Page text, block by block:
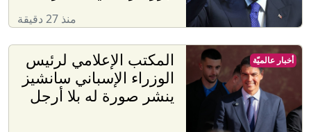
منذ 27 دقيقة
المكتب الإعلامي لرئيس
الوزراء الإسباني سانشيز
ينشر صورة له بلا أرجل
أخبار عالميّة